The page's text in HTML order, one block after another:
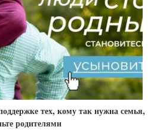
тех, кому так нужна семья,
родителями